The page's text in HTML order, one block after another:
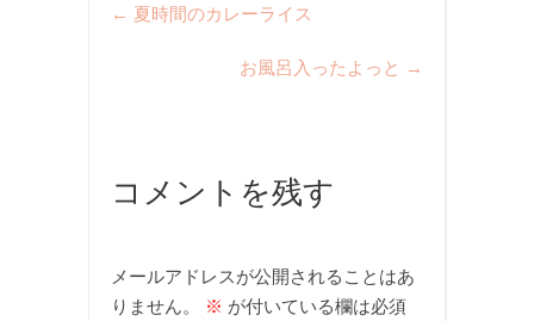
← 夏時間のカレーライス
お風呂入ったよっと →
コメントを残す
メールアドレスが公開されることはあ
りません。
※ が付いている欄は必須